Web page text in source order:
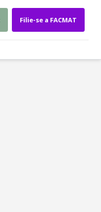
Filie-se a FACMAT